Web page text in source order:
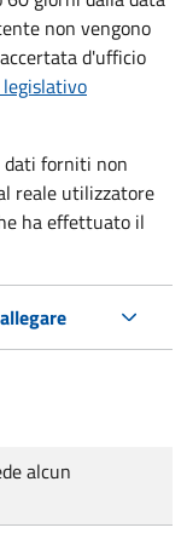
non vengono
d'ufficio
dati forniti non
reale utilizzatore
ha effettuato il
alcun